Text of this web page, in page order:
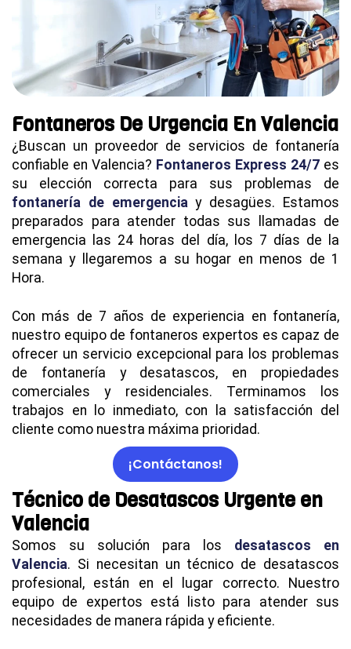
Fontaneros De Urgencia En Valencia
¿Buscan un proveedor de servicios de fontanería
confiable en Valencia? Fontaneros Express 24/7 es
su elección correcta para sus problemas de
fontanería de emergenciay desagües. Estamos
preparados para atender todas sus llamadas de
emergencia las 24 horas del día, los 7 días de la
semana y llegaremos a su hogar en menos de 1
Hora.
Con más de 7 años de experiencia en fontanería,
nuestro equipo de fontaneros expertos es capaz de
ofrecer un servicio excepcional para los problemas
de fontanería y desatascos, en propiedades
comerciales y residenciales. Terminamos los
trabajos en lo inmediato, con la satisfacción del
cliente como nuestra máxima prioridad.
¡Contáctanos!
Técnico de Desatascos Urgente en
Valencia
Somos su solución para los desatascos en
Valencia. Si necesitan un técnico de desatascos
profesional, están en el lugar correcto. Nuestro
equipo de expertos está listo para atender sus
necesidades de manera rápida y eficiente.